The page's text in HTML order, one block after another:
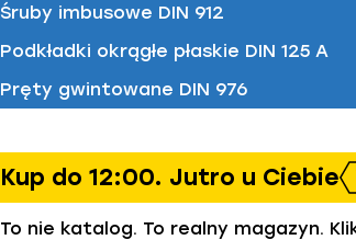
Śruby imbusowe DIN 912
Podkładki okrągłe płaskie DIN 125 A
Pręty gwintowane DIN 976
Kup do 12:00. Jutro u Ciebie
To nie katalog. To realny magazyn.